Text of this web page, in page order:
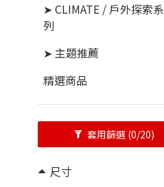
➤ CLIMATE / 戶外探索系
列
➤ 主題推薦
精選商品
套用篩選 (0/20)
尺寸